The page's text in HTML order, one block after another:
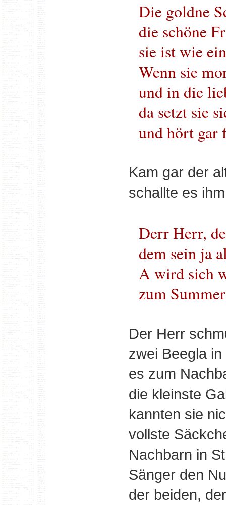
Die goldne
die schöne
sie ist wie
Wenn sie
und in die
da setzt sie
und hört gar
Kam gar der
schallte es
Derr Herr,
dem sein ja
A wird sich
zum
Der Herr
zwei Beegla
es zum
die kleinste
kannten sie
vollste
Nachbarn in
Sänger den
der beiden,